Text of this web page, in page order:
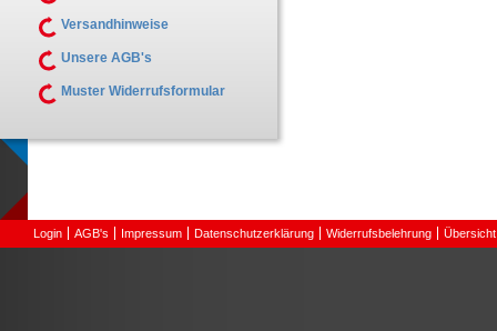
Versandhinweise
Unsere AGB's
Muster Widerrufsformular
Login AGB's Impressum Datenschutzerklärung Widerrufsbelehrung